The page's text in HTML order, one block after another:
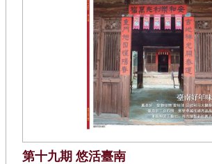
第十九期 悠活臺南